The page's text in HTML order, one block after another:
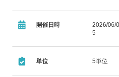
開催日時
2026/
5
単位 5単位